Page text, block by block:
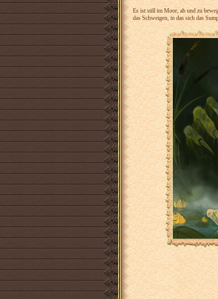
Es ist still im Moor, ab und zu
das Schweigen, in das sich das